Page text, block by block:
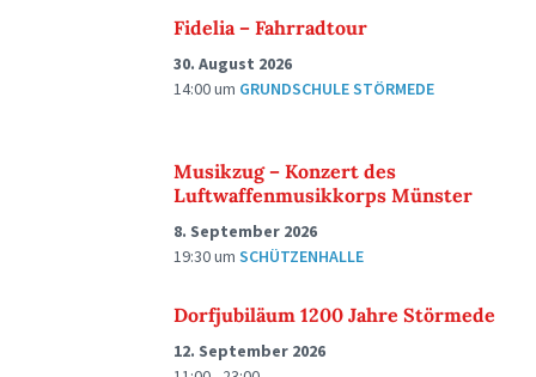
Fidelia – Fahrradtour
30. August 2026
14:00um GRUNDSCHULE STÖRMEDE
Musikzug – Konzert des
Luftwaffenmusikkorps Münster
8. September 2026
19:30um SCHÜTZENHALLE
Dorfjubiläum 1200 Jahre Störmede
12. September 2026